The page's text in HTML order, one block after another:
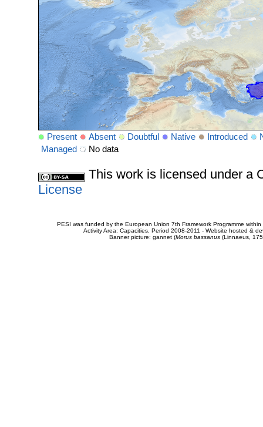
Present Absent Doubtful Native Introduced
Managed
No data
This work is licensed under a
License
PESI was funded by the European Union 7th Framework Programme
Activity Area: Capacities. Period 2008-2011 - Website hosted &
Banner picture: gannet (Morus bassanus(Linnaeus,